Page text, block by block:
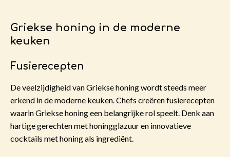
Griekse honing in de moderne
keuken
Fusierecepten
De veelzijdigheid van Griekse honing wordt steeds meer
erkend in de moderne keuken. Chefs creëren fusierecepten
waarin Griekse honing een belangrijke rol speelt. Denk aan
hartige gerechten met honingglazuur en innovatieve
cocktails met honing als ingrediënt.